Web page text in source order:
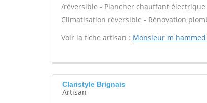
/réversible - Plancher chauffant
Climatisation réversible - Rénovation
Voir la fiche artisan : Monsieur m
Claristyle Brignais
Artisan